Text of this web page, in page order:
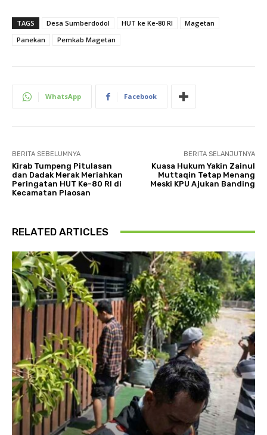
TAGS Desa Sumberdodol HUT ke Ke-80 RI
Magetan
Panekan
Pemkab Magetan
WhatsApp Facebook
BERITA SEBELUMNYA
Kirab Tumpeng Pitulasan
dan Dadak Merak Meriahkan
Peringatan HUT Ke-80 RI di
Kecamatan Plaosan
BERITA SELANJUTNYA
Kuasa Hukum Yakin Zainul
Muttaqin Tetap Menang
Meski KPU Ajukan Banding
RELATED ARTICLES